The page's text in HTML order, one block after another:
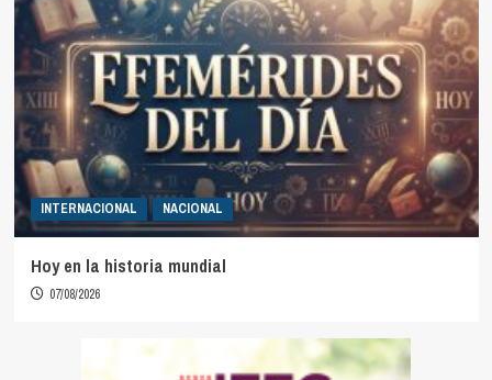
INTERNACIONAL NACIONAL
Hoy en la historia mundial
07/08/2026